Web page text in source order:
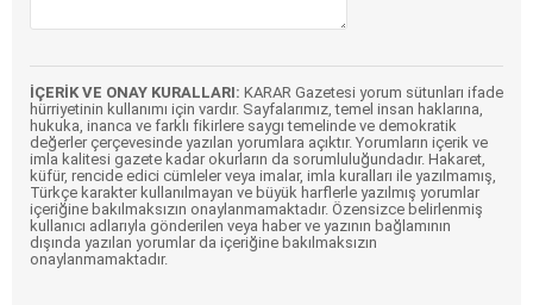
İÇERİK VE ONAY KURALLARI: KARAR Gazetesi yorum sütunları ifade
hürriyetinin kullanımı için vardır. Sayfalarımız, temel insan haklarına,
hukuka, inanca ve farklı fikirlere saygı temelinde ve demokratik
değerler çerçevesinde yazılan yorumlara açıktır. Yorumların içerik ve
imla kalitesi gazete kadar okurların da sorumluluğundadır. Hakaret,
küfür, rencide edici cümleler veya imalar, imla kuralları ile yazılmamış,
Türkçe karakter kullanılmayan ve büyük harflerle yazılmış yorumlar
içeriğine bakılmaksızın onaylanmamaktadır. Özensizce belirlenmiş
kullanıcı adlarıyla gönderilen veya haber ve yazının bağlamının
dışında yazılan yorumlar da içeriğine bakılmaksızın
onaylanmamaktadır.